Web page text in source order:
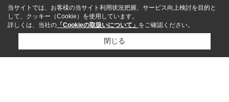
当サイトでは、お客様の当サイト利用状況把握、サービス向上検討を目的と
して、クッキー（Cookie）を使用しています。
詳しくは、当社の 「Cookieの取扱いについて」 をご確認ください。
閉じる